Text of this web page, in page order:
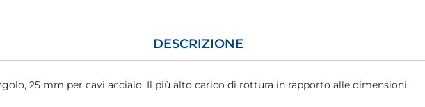
DESCRIZIONE
25 mm per cavi acciaio. Il più alto carico di rottura in rapporto alle dimensioni.